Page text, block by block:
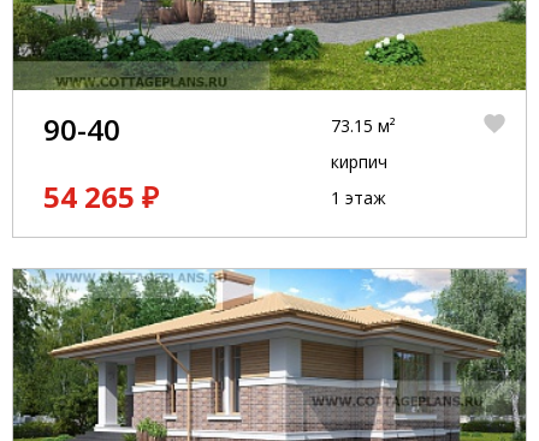
90-40
54 265 ₽
73.15 м²
кирпич
1 этаж